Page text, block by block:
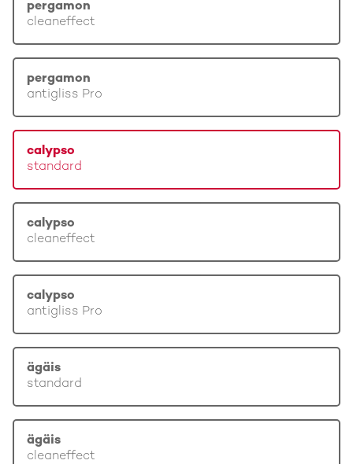
pergamon
cleaneffect
pergamon
antigliss Pro
calypso
standard
calypso
cleaneffect
calypso
antigliss Pro
ägäis
standard
ägäis
cleaneffect